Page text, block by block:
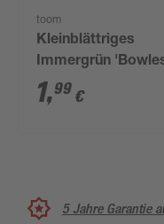
toom
Kleinblättriges
Immergrün
cm Topf
1,99 €
5 Jahre Garantie